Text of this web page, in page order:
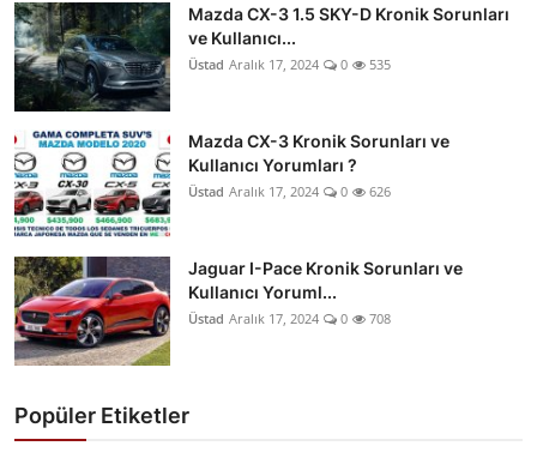
Mazda CX-3 1.5 SKY-D Kronik Sorunları
ve Kullanıcı...
Üstad Aralık 17, 2024 0 535
Mazda CX-3 Kronik Sorunları ve
Kullanıcı Yorumları ?
Üstad Aralık 17, 2024 0 626
Jaguar I-Pace Kronik Sorunları ve
Kullanıcı Yoruml...
Üstad Aralık 17, 2024 0 708
Popüler Etiketler